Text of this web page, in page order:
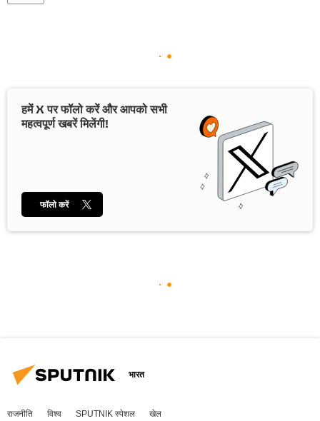
हमें X पर फॉलो करें और आपको सभी
महत्वपूर्ण खबरें मिलेंगी!
फॉलो करें
भारत
राजनीति विश्व SPUTNIK स्पेशल खेल